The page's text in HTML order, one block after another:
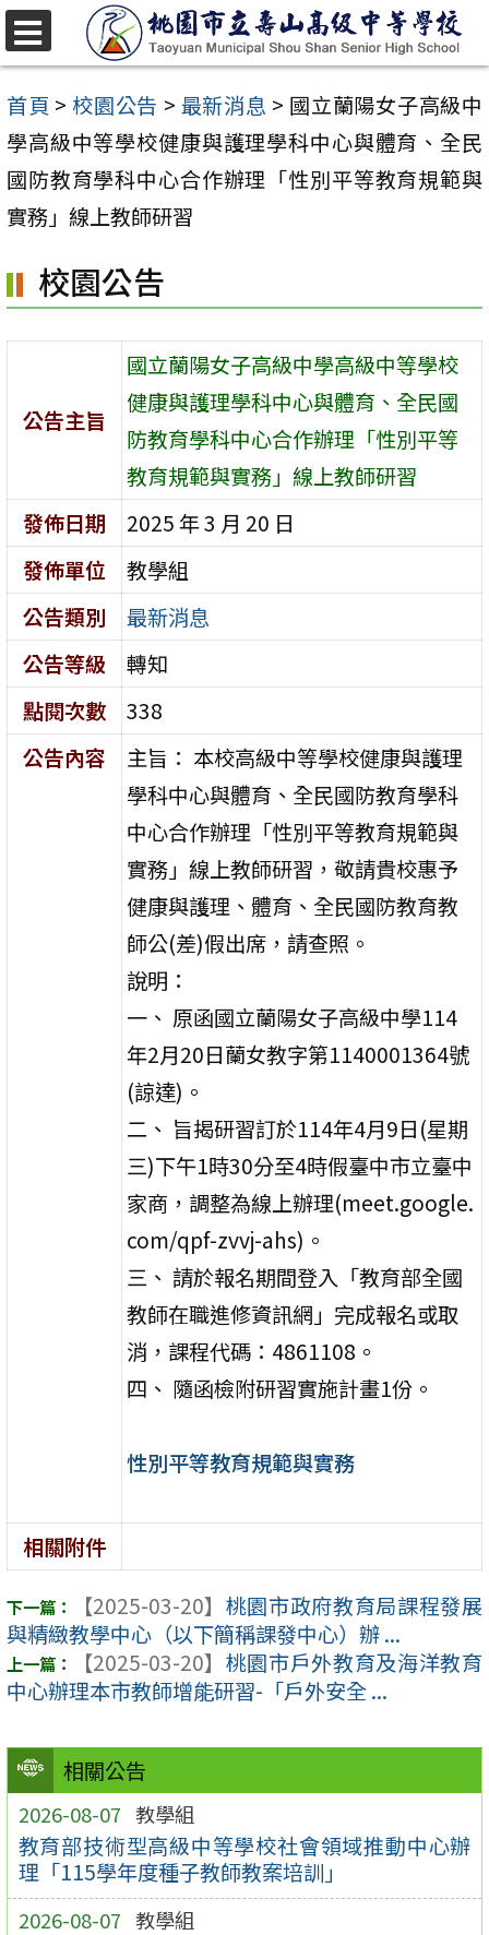
跳
至
主
要
內
容
首頁 > 校園公告 > 最新消息 > 國立蘭陽女子高級中
學高級中等學校健康與護理學科中心與體育、全民
國防教育學科中心合作辦理「性別平等教育規範與
實務」線上教師研習
相關公告
2026-08-07 教學組
教育部技術型高級中等學校社會領域推動中心辦
理「115學年度種子教師教案培訓」
2026-08-07 教學組
校園公告
公告主旨
國立蘭陽女子高級中學高級中等學校
健康與護理學科中心與體育、全民國
防教育學科中心合作辦理「性別平等
教育規範與實務」線上教師研習
發佈日期
2025 年 3 月 20 日
發佈單位
教學組
公告類別
最新消息
公告等級
轉知
點閱次數
338
公告內容
主旨： 本校高級中等學校健康與護理
學科中心與體育、全民國防教育學科
中心合作辦理「性別平等教育規範與
實務」線上教師研習，敬請貴校惠予
健康與護理、體育、全民國防教育教
師公(差)假出席，請查照。
說明：
一、 原函國立蘭陽女子高級中學114
年2月20日蘭女教字第1140001364號
(諒達)。
二、 旨揭研習訂於114年4月9日(星期
三)下午1時30分至4時假臺中市立臺中
家商，調整為線上辦理(meet.google.
com/qpf-zvvj-ahs)。
三、 請於報名期間登入「教育部全國
教師在職進修資訊網」完成報名或取
消，課程代碼：4861108。
四、 隨函檢附研習實施計畫1份。
性別平等教育規範與實務
相關附件
【2025-03-20】 桃園市政府教育局課程發展
與精緻教學中心（以下簡稱課發中心）辦 ...
【2025-03-20】 桃園市戶外教育及海洋教育
中心辦理本市教師增能研習-「戶外安全 ...
選
單